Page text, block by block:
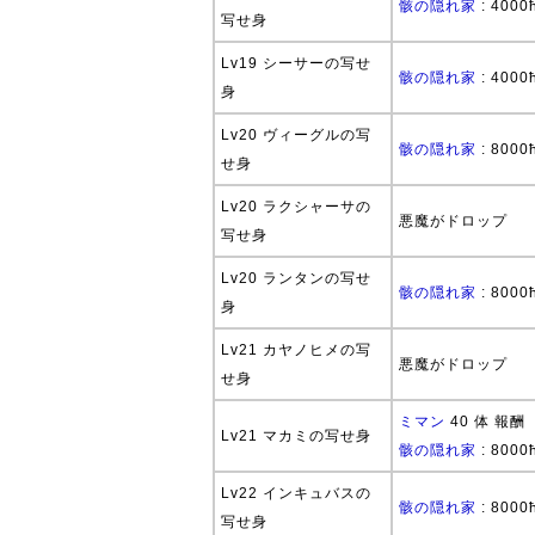
写せ身
骸の隠れ家 :
Lv19 シーサーの写せ
身
骸の隠れ家 :
Lv20 ヴィーグルの写
せ身
骸の隠れ家 :
Lv20 ラクシャーサの
写せ身
悪魔がドロップ
Lv20 ランタンの写せ
身
骸の隠れ家 :
Lv21 カヤノヒメの写
せ身
悪魔がドロップ
Lv21 マカミの写せ身
ミマン 40 体 報酬
骸の隠れ家 :
Lv22 インキュバスの
写せ身
骸の隠れ家 :